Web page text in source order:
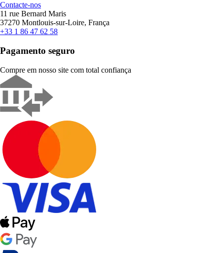
Contacte-nos
11 rue Bernard Maris
37270 Montlouis-sur-Loire, França
+33 1 86 47 62 58
Pagamento seguro
Compre em nosso site com total confiança